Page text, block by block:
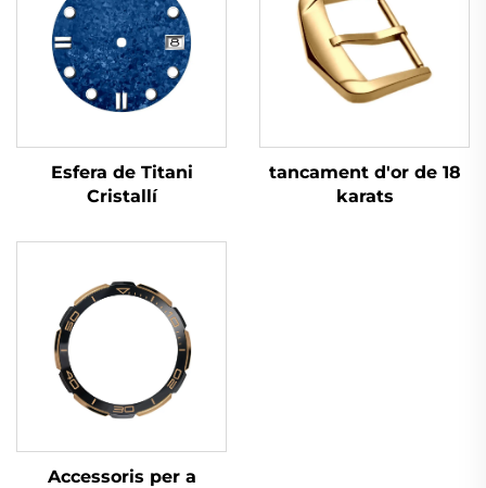
Esfera de Titani
Cristallí
tancament d'or de 18
karats
Accessoris per a